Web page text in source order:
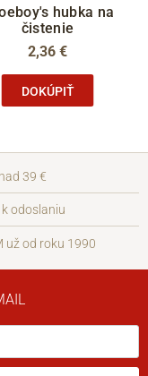
hubka na
čistenie
2,36 €
DOKÚPIŤ
39 €
k odoslaniu
už od roku 1990